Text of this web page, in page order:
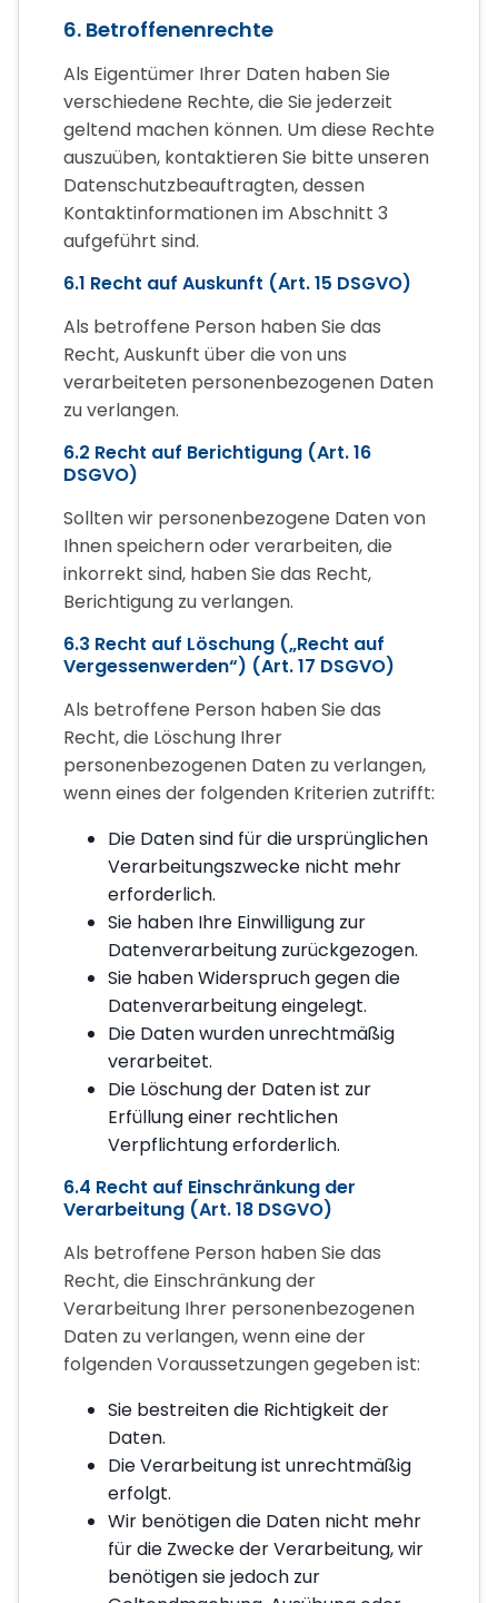
6. Betroffenenrechte
Als Eigentümer Ihrer Daten haben Sie
verschiedene Rechte, die Sie jederzeit
geltend machen können. Um diese Rechte
auszuüben, kontaktieren Sie bitte unseren
Datenschutzbeauftragten, dessen
Kontaktinformationen im Abschnitt 3
aufgeführt sind.
6.1 Recht auf Auskunft (Art. 15 DSGVO)
Als betroffene Person haben Sie das
Recht, Auskunft über die von uns
verarbeiteten personenbezogenen Daten
zu verlangen.
6.2 Recht auf Berichtigung (Art. 16
DSGVO)
Sollten wir personenbezogene Daten von
Ihnen speichern oder verarbeiten, die
inkorrekt sind, haben Sie das Recht,
Berichtigung zu verlangen.
6.3 Recht auf Löschung („Recht auf
Vergessenwerden“) (Art. 17 DSGVO)
Als betroffene Person haben Sie das
Recht, die Löschung Ihrer
personenbezogenen Daten zu verlangen,
wenn eines der folgenden Kriterien zutrifft:
Die Daten sind für die ursprünglichen
Verarbeitungszwecke nicht mehr
erforderlich.
Sie haben Ihre Einwilligung zur
Datenverarbeitung zurückgezogen.
Sie haben Widerspruch gegen die
Datenverarbeitung eingelegt.
Die Daten wurden unrechtmäßig
verarbeitet.
Die Löschung der Daten ist zur
Erfüllung einer rechtlichen
Verpflichtung erforderlich.
6.4 Recht auf Einschränkung der
Verarbeitung (Art. 18 DSGVO)
Als betroffene Person haben Sie das
Recht, die Einschränkung der
Verarbeitung Ihrer personenbezogenen
Daten zu verlangen, wenn eine der
folgenden Voraussetzungen gegeben ist:
Sie bestreiten die Richtigkeit der
Daten.
Die Verarbeitung ist unrechtmäßig
erfolgt.
Wir benötigen die Daten nicht mehr
für die Zwecke der Verarbeitung, wir
benötigen sie jedoch zur